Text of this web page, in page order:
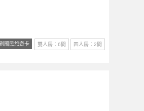
雙人房：6間
四人房：2間
國民旅遊卡